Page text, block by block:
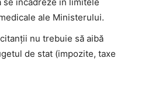
ale Ministerului.
nu trebuie să aibă
de stat (impozite, taxe